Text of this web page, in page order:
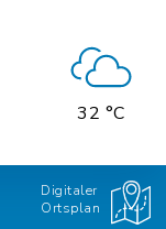
32 °C
Digitaler
Ortsplan